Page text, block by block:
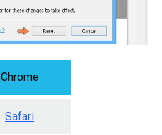
Chrome
Safari